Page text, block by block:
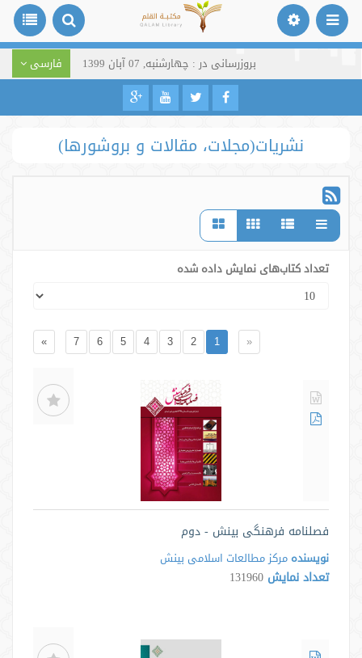
بروزرسانی در : چهارشنبه, 07 آبان 1399 فارسی
نشریات(مجلات، مقالات و بروشورها)
تعداد کتاب‌های نمایش داده شده
«
1
2
3
4
5
6
7
»
فصلنامه فرهنگی بینش - دوم
نویسنده مرکز مطالعات اسلامی بینش
تعداد نمایش 131960